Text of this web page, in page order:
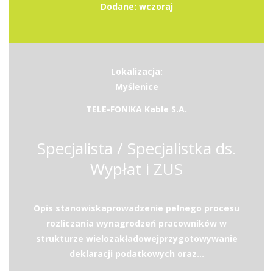
Dodane: wczoraj
Lokalizacja:
Myślenice
TELE-FONIKA Kable S.A.
Specjalista / Specjalistka ds.
Wypłat i ZUS
Opis stanowiskaprowadzenie pełnego procesu
rozliczania wynagrodzeń pracowników w
strukturze wielozakładowejprzygotowywanie
deklaracji podatkowych oraz...